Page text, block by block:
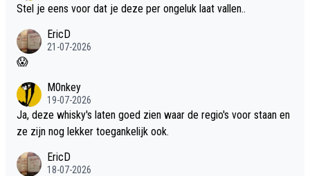
Stel je eens voor dat je deze per ongeluk laat vallen..
EricD
21-07-2026
😱
M0nkey
19-07-2026
Ja, deze whisky's laten goed zien waar de regio's voor staan en
ze zijn nog lekker toegankelijk ook.
EricD
18-07-2026